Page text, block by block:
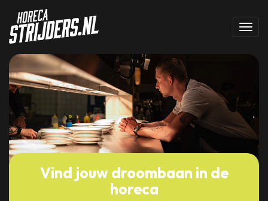
Vind jouw droombaan in de
horeca